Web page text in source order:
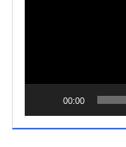
00:00